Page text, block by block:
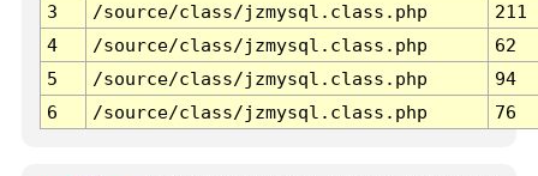
3 /source/class/jzmysql.class.php
211
4
/source/class/jzmysql.class.php
62
5
/source/class/jzmysql.class.php
94
6
/source/class/jzmysql.class.php 76